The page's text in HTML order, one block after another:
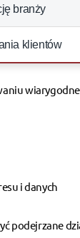
branży
klientów
i danych
podejrzane